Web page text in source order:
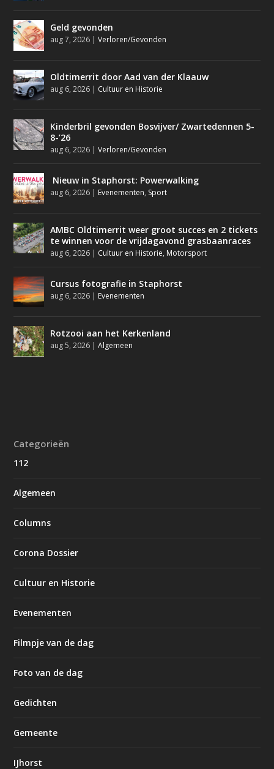
Geld gevonden
aug 7, 2026 |Verloren/Gevonden
Oldtimerrit door Aad van der Klaauw
aug 6, 2026 | Cultuur en Historie
Kinderbril gevonden Bosvijver/ Zwartedennen 5-
8-’26
aug 6, 2026 |Verloren/Gevonden
Nieuw in Staphorst: Powerwalking
aug 6, 2026 | Evenementen, Sport
AMBC Oldtimerrit weer groot succes en 2 tickets
te winnen voor de vrijdagavond grasbaanraces
aug 6, 2026 | Cultuur en Historie, Motorsport
Cursus fotografie in Staphorst
aug 6, 2026 | Evenementen
Rotzooi aan het Kerkenland
aug 5, 2026 |Algemeen
Categorieën
112
Algemeen
Columns
Corona Dossier
Cultuur en Historie
Evenementen
Filmpje van de dag
Foto van de dag
Gedichten
Gemeente
IJhorst